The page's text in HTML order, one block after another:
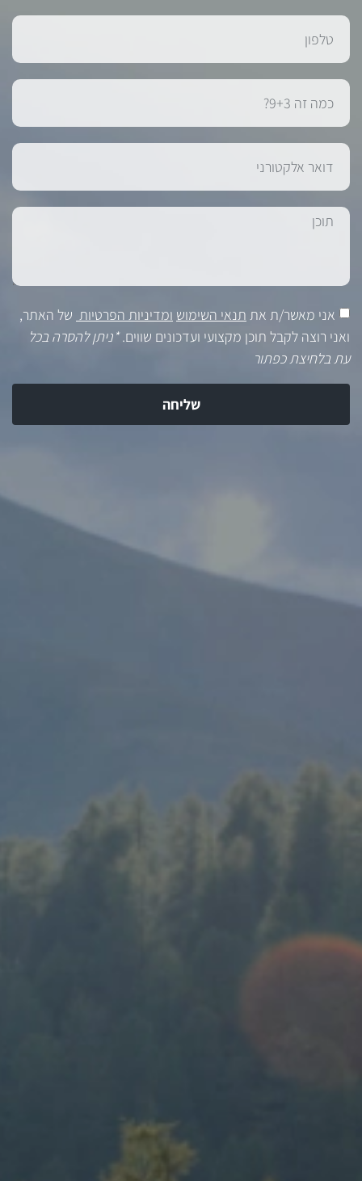
אני מאשר/ת את תנאי השימוש ומדיניות הפרטיות של האתר,
ואני רוצה לקבל תוכן מקצועי ועדכונים שווים.*ניתן להסרה בכל
עת בלחיצת כפתור
שליחה